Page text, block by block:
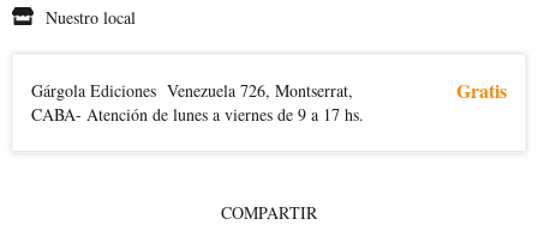
Nuestro local
Gárgola Ediciones Venezuela 726, Montserrat,
CABA- Atención de lunes a viernes de 9 a 17 hs.
Gratis
COMPARTIR